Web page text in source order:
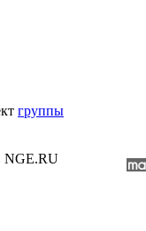
группы
NGE.RU